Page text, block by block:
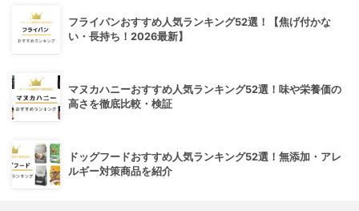
フライパンおすすめ人気ランキング52選！【焦げ付かな
い・長持ち！2026最新】
マヌカハニーおすすめ人気ランキング52選！味や栄養価の
高さを徹底比較・検証
ドッグフードおすすめ人気ランキング52選！無添加・アレ
ルギー対策商品を紹介